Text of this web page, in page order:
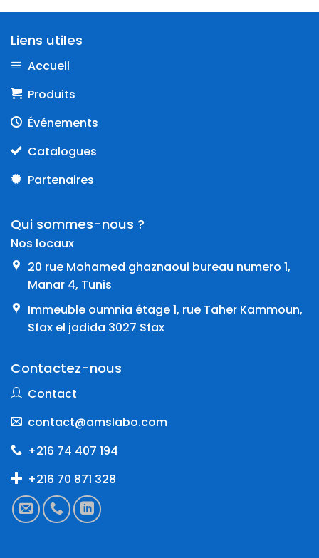
Liens utiles
Accueil
Produits
Événements
Catalogues
Partenaires
Qui sommes-nous ?
Nos locaux
20 rue Mohamed ghaznaoui bureau numero 1,
Manar 4, Tunis
Immeuble oumnia étage 1, rue Taher Kammoun,
Sfax el jadida 3027 Sfax
Contactez-nous
Contact
contact@amslabo.com
+216 74 407 194
+216 70 871 328